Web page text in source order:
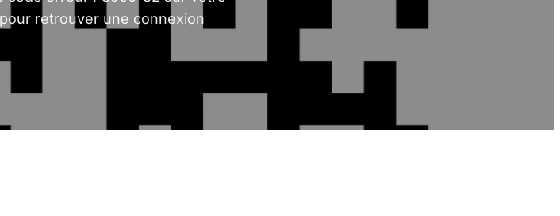
retrouver une connexion